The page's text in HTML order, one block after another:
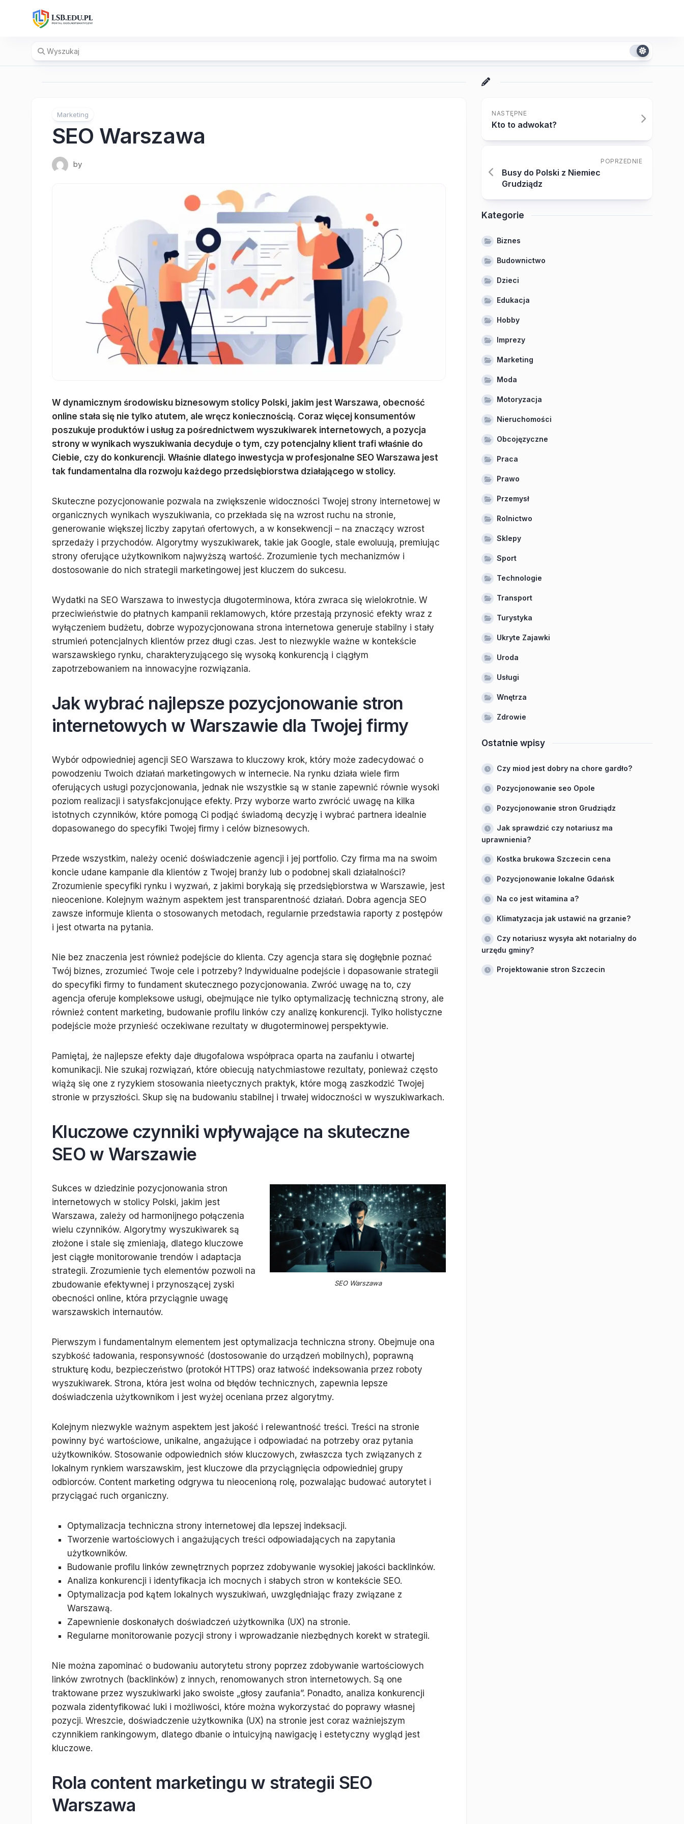
Marketing
SEO Warszawa
by
W dynamicznym środowisku biznesowym stolicy Polski, jakim jest Warszawa, obecność
online stała się nie tylko atutem, ale wręcz koniecznością. Coraz więcej konsumentów
poszukuje produktów i usług za pośrednictwem wyszukiwarek internetowych, a pozycja
strony w wynikach wyszukiwania decyduje o tym, czy potencjalny klient trafi właśnie do
Ciebie, czy do konkurencji. Właśnie dlatego inwestycja w profesjonalne SEO Warszawa jest
tak fundamentalna dla rozwoju każdego przedsiębiorstwa działającego w stolicy.
Skuteczne pozycjonowanie pozwala na zwiększenie widoczności Twojej strony internetowej w
organicznych wynikach wyszukiwania, co przekłada się na wzrost ruchu na stronie,
generowanie większej liczby zapytań ofertowych, a w konsekwencji – na znaczący wzrost
sprzedaży i przychodów. Algorytmy wyszukiwarek, takie jak Google, stale ewoluują, premiując
strony oferujące użytkownikom najwyższą wartość. Zrozumienie tych mechanizmów i
dostosowanie do nich strategii marketingowej jest kluczem do sukcesu.
Wydatki na SEO Warszawa to inwestycja długoterminowa, która zwraca się wielokrotnie. W
przeciwieństwie do płatnych kampanii reklamowych, które przestają przynosić efekty wraz z
wyłączeniem budżetu, dobrze wypozycjonowana strona internetowa generuje stabilny i stały
strumień potencjalnych klientów przez długi czas. Jest to niezwykle ważne w kontekście
warszawskiego rynku, charakteryzującego się wysoką konkurencją i ciągłym
zapotrzebowaniem na innowacyjne rozwiązania.
Jak wybrać najlepsze pozycjonowanie stron
internetowych w Warszawie dla Twojej firmy
Wybór odpowiedniej agencji SEO Warszawa to kluczowy krok, który może zadecydować o
powodzeniu Twoich działań marketingowych w internecie. Na rynku działa wiele firm
oferujących usługi pozycjonowania, jednak nie wszystkie są w stanie zapewnić równie wysoki
poziom realizacji i satysfakcjonujące efekty. Przy wyborze warto zwrócić uwagę na kilka
istotnych czynników, które pomogą Ci podjąć świadomą decyzję i wybrać partnera idealnie
dopasowanego do specyfiki Twojej firmy i celów biznesowych.
Przede wszystkim, należy ocenić doświadczenie agencji i jej portfolio. Czy firma ma na swoim
koncie udane kampanie dla klientów z Twojej branży lub o podobnej skali działalności?
Zrozumienie specyfiki rynku i wyzwań, z jakimi borykają się przedsiębiorstwa w Warszawie, jest
nieocenione. Kolejnym ważnym aspektem jest transparentność działań. Dobra agencja SEO
zawsze informuje klienta o stosowanych metodach, regularnie przedstawia raporty z postępów
i jest otwarta na pytania.
Nie bez znaczenia jest również podejście do klienta. Czy agencja stara się dogłębnie poznać
Twój biznes, zrozumieć Twoje cele i potrzeby? Indywidualne podejście i dopasowanie strategii
do specyfiki firmy to fundament skutecznego pozycjonowania. Zwróć uwagę na to, czy
agencja oferuje kompleksowe usługi, obejmujące nie tylko optymalizację techniczną strony, ale
również content marketing, budowanie profilu linków czy analizę konkurencji. Tylko holistyczne
podejście może przynieść oczekiwane rezultaty w długoterminowej perspektywie.
Pamiętaj, że najlepsze efekty daje długofalowa współpraca oparta na zaufaniu i otwartej
komunikacji. Nie szukaj rozwiązań, które obiecują natychmiastowe rezultaty, ponieważ często
wiążą się one z ryzykiem stosowania nieetycznych praktyk, które mogą zaszkodzić Twojej
stronie w przyszłości. Skup się na budowaniu stabilnej i trwałej widoczności w wyszukiwarkach.
Kluczowe czynniki wpływające na skuteczne
SEO w Warszawie
SEO Warszawa
Sukces w dziedzinie pozycjonowania stron
internetowych w stolicy Polski, jakim jest
Warszawa, zależy od harmonijnego połączenia
wielu czynników. Algorytmy wyszukiwarek są
złożone i stale się zmieniają, dlatego kluczowe
jest ciągłe monitorowanie trendów i adaptacja
strategii. Zrozumienie tych elementów pozwoli na
zbudowanie efektywnej i przynoszącej zyski
obecności online, która przyciągnie uwagę
warszawskich internautów.
Pierwszym i fundamentalnym elementem jest optymalizacja techniczna strony. Obejmuje ona
szybkość ładowania, responsywność (dostosowanie do urządzeń mobilnych), poprawną
strukturę kodu, bezpieczeństwo (protokół HTTPS) oraz łatwość indeksowania przez roboty
wyszukiwarek. Strona, która jest wolna od błędów technicznych, zapewnia lepsze
doświadczenia użytkownikom i jest wyżej oceniana przez algorytmy.
Kolejnym niezwykle ważnym aspektem jest jakość i relewantność treści. Treści na stronie
powinny być wartościowe, unikalne, angażujące i odpowiadać na potrzeby oraz pytania
użytkowników. Stosowanie odpowiednich słów kluczowych, zwłaszcza tych związanych z
lokalnym rynkiem warszawskim, jest kluczowe dla przyciągnięcia odpowiedniej grupy
odbiorców. Content marketing odgrywa tu nieocenioną rolę, pozwalając budować autorytet i
przyciągać ruch organiczny.
Optymalizacja techniczna strony internetowej dla lepszej indeksacji.
Tworzenie wartościowych i angażujących treści odpowiadających na zapytania
użytkowników.
Budowanie profilu linków zewnętrznych poprzez zdobywanie wysokiej jakości backlinków.
Analiza konkurencji i identyfikacja ich mocnych i słabych stron w kontekście SEO.
Optymalizacja pod kątem lokalnych wyszukiwań, uwzględniając frazy związane z
Warszawą.
Zapewnienie doskonałych doświadczeń użytkownika (UX) na stronie.
Regularne monitorowanie pozycji strony i wprowadzanie niezbędnych korekt w strategii.
Nie można zapominać o budowaniu autorytetu strony poprzez zdobywanie wartościowych
linków zwrotnych (backlinków) z innych, renomowanych stron internetowych. Są one
traktowane przez wyszukiwarki jako swoiste „głosy zaufania”. Ponadto, analiza konkurencji
pozwala zidentyfikować luki i możliwości, które można wykorzystać do poprawy własnej
pozycji. Wreszcie, doświadczenie użytkownika (UX) na stronie jest coraz ważniejszym
czynnikiem rankingowym, dlatego dbanie o intuicyjną nawigację i estetyczny wygląd jest
kluczowe.
Rola content marketingu w strategii SEO
Warszawa
NASTĘPNE
Kto to adwokat?
POPRZEDNIE
Busy do Polski z Niemiec
Grudziądz
Kategorie
Biznes
Budownictwo
Dzieci
Edukacja
Hobby
Imprezy
Marketing
Moda
Motoryzacja
Nieruchomości
Obcojęzyczne
Praca
Prawo
Przemysł
Rolnictwo
Sklepy
Sport
Technologie
Transport
Turystyka
Ukryte Zajawki
Uroda
Usługi
Wnętrza
Zdrowie
Ostatnie wpisy
Czy miod jest dobry na chore gardło?
Pozycjonowanie seo Opole
Pozycjonowanie stron Grudziądz
Jak sprawdzić czy notariusz ma
uprawnienia?
Kostka brukowa Szczecin cena
Pozycjonowanie lokalne Gdańsk
Na co jest witamina a?
Klimatyzacja jak ustawić na grzanie?
Czy notariusz wysyła akt notarialny do
urzędu gminy?
Projektowanie stron Szczecin